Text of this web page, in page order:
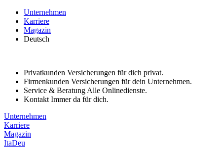
beachten
Diese
Website
Unternehmen
Karriere
Magazin
Deutsch
Privatkunden Versicherungen für dich privat.
Firmenkunden Versicherungen für dein Unternehmen.
Service & Beratung Alle Onlinedienste.
Kontakt Immer da für dich.
Unternehmen
Karriere
Magazin
ItaDeu